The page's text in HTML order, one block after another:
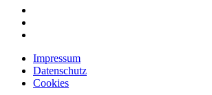
Impressum
Datenschutz
Cookies